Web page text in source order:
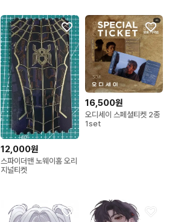
12,000원
스파이더맨 노웨이홈 오리
지널티켓
16,500원
오디세이 스페셜티켓 2종
1set